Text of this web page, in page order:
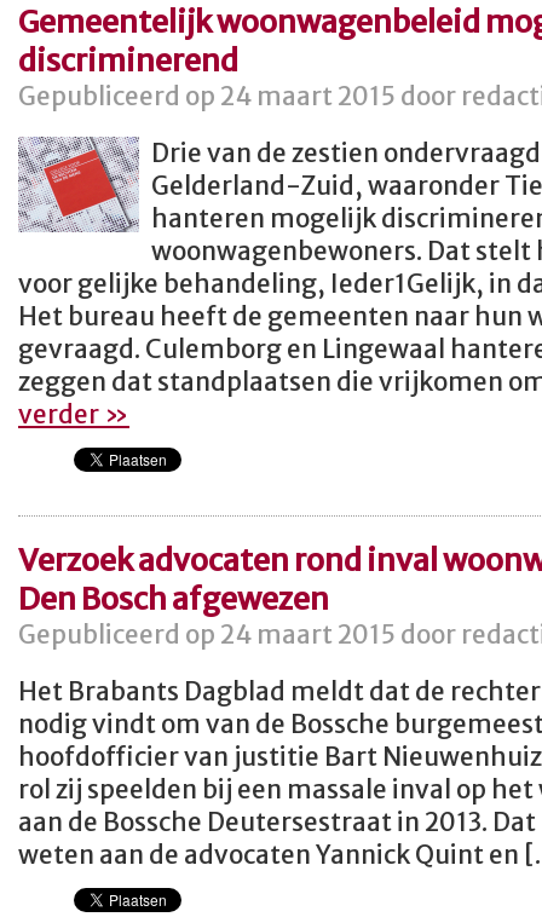
Gemeentelijk woonwagenbeleid
discriminerend
Gepubliceerd op 24 maart 2015 door
Drie van de zestien
Gelderland-Zuid, waaronder
hanteren mogelijk
woonwagenbewoners. Dat
voor gelijke behandeling, Ieder1Gelijk, in
Het bureau heeft de gemeenten naar hun
gevraagd. Culemborg en Lingewaal
zeggen dat standplaatsen die vrijkomen
verder »
Verzoek advocaten rond inval
Den Bosch afgewezen
Gepubliceerd op 24 maart 2015 door
Het Brabants Dagblad meldt dat de
nodig vindt om van de Bossche
hoofdofficier van justitie Bart
rol zij speelden bij een massale inval op
aan de Bossche Deutersestraat in 2013.
weten aan de advocaten Yannick Quint en